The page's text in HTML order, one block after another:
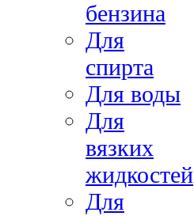
бензина
Для
спирта
Для воды
Для
вязких
жидкостей
Для